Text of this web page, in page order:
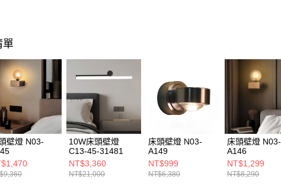
單
壁燈 N03-
10W床頭壁燈
C13-45-31481
NT$3,360
NT$21,000
床頭壁燈 N03-
A149
NT$999
NT$6,380
床頭壁燈 N03-
A146
NT$1,299
NT$8,290